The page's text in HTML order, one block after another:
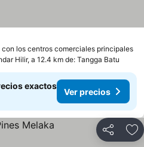
los centros comerciales principales
Hilir, a 12.4 km de: Tangga Batu
exactos
Ver precios
Compartir